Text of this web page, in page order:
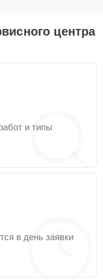
центра
и типы
в день заявки